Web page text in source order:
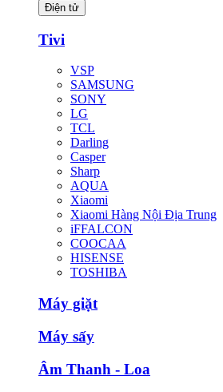
Điện tử
Tivi
VSP
SAMSUNG
SONY
LG
TCL
Darling
Casper
Sharp
AQUA
Xiaomi
Xiaomi Hàng Nội Địa Trung
iFFALCON
COOCAA
HISENSE
TOSHIBA
Máy giặt
Máy sấy
Âm Thanh - Loa